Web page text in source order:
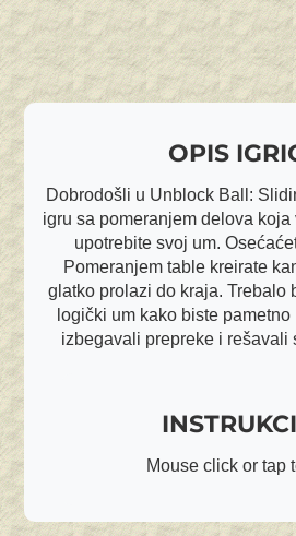
OPIS
Dobrodošli u Unblock Ball:
igru sa pomeranjem delova
upotrebite svoj um.
Pomeranjem table kreirate
glatko prolazi do kraja. Trebalo
logički um kako biste
izbegavali prepreke i rešavali
Mouse click or tap